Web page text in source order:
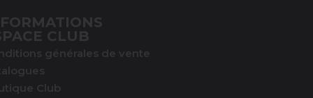
CLUB
générales de vente
Club